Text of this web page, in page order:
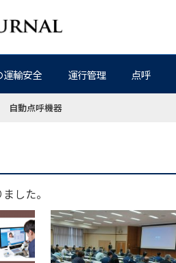
運輸安全 運行管理 点呼
自動点呼機器
した。